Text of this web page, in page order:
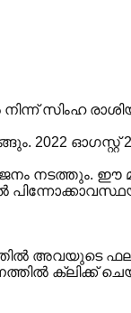
സിംഹ
2022
നടത്തും. ഈ
അവയുടെ
ക്ലിക്ക്